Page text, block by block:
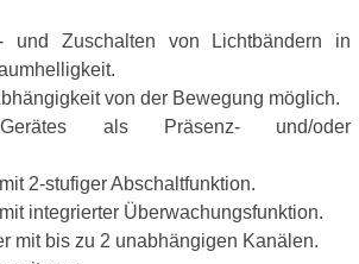
und Zuschalten von Lichtbändern in
von der Bewegung möglich.
als Präsenz- und/oder
2-stufiger Abschaltfunktion.
integrierter Überwachungsfunktion.
mit bis zu 2 unabhängigen Kanälen.